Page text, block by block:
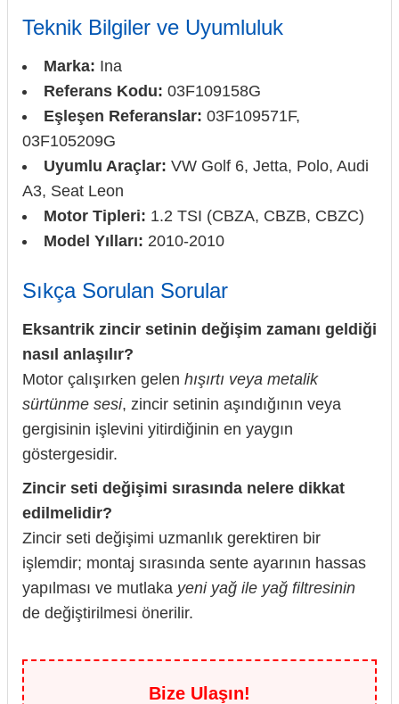
Teknik Bilgiler ve Uyumluluk
Marka: Ina
Referans Kodu: 03F109158G
Eşleşen Referanslar: 03F109571F,
03F105209G
Uyumlu Araçlar: VW Golf 6, Jetta, Polo, Audi
A3, Seat Leon
Motor Tipleri: 1.2 TSI (CBZA, CBZB, CBZC)
Model Yılları: 2010-2010
Sıkça Sorulan Sorular
Eksantrik zincir setinin değişim zamanı geldiği
nasıl anlaşılır?
Motor çalışırken gelen hışırtı veya metalik
sürtünme sesi, zincir setinin aşındığının veya
gergisinin işlevini yitirdiğinin en yaygın
göstergesidir.
Zincir seti değişimi sırasında nelere dikkat
edilmelidir?
Zincir seti değişimi uzmanlık gerektiren bir
işlemdir; montaj sırasında sente ayarının hassas
yapılması ve mutlaka yeni yağ ile yağ filtresinin
de değiştirilmesi önerilir.
Bize Ulaşın!